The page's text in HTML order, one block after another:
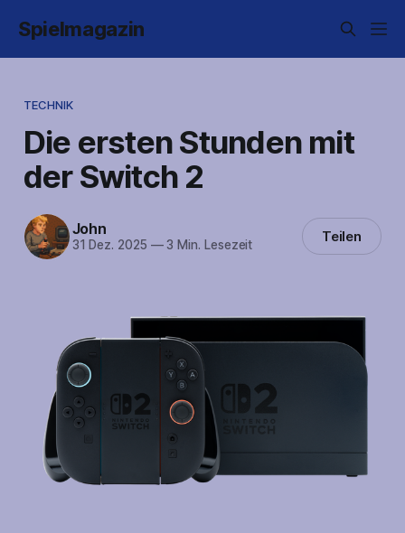
Spielmagazin
TECHNIK
Die ersten Stunden mit
der Switch 2
John
31 Dez. 2025 —3 Min. Lesezeit Teilen